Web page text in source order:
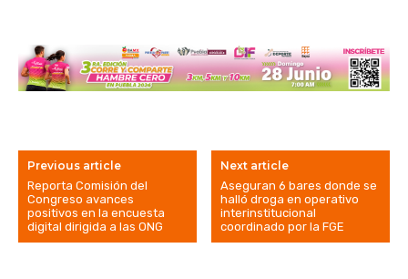
Previous article
Reporta Comisión del
Congreso avances
positivos en la encuesta
digital dirigida a las ONG
Next article
Aseguran 6 bares donde se
halló droga en operativo
interinstitucional
coordinado por la FGE